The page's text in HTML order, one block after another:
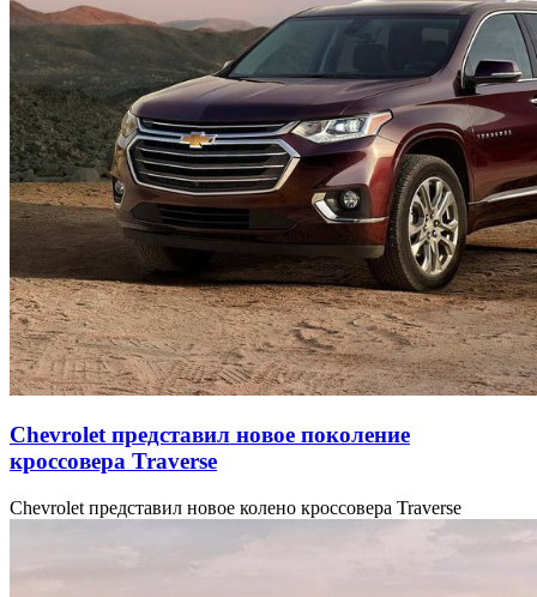
Chevrolet представил новое поколение
кроссовера Traverse
Chevrolet представил новое колено кроссовера Traverse